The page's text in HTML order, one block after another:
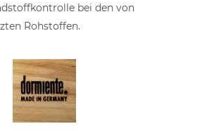
bei den von
Rohstoffen.